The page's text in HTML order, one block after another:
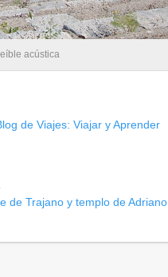
acústica
de Viajes: Viajar y Aprender
de Trajano y templo de Adriano